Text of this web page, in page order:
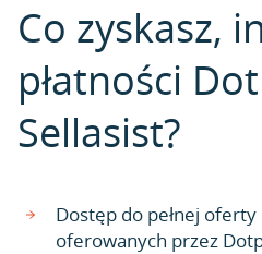
Co zyskasz,
płatności
Sellasist?
Dostęp do pełnej oferty
oferowanych przez